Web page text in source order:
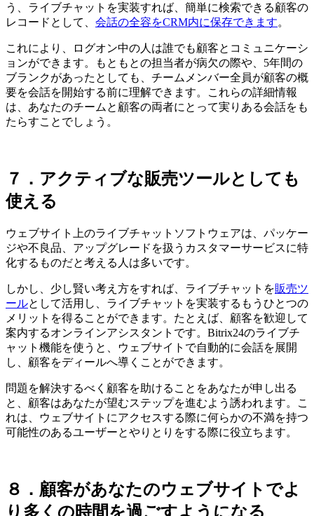
う、ライブチャットを実装すれば、簡単に検索できる顧客の
レコードとして、 会話の全容をCRM内に保存できます。
これにより、ログオン中の人は誰でも顧客とコミュニケーシ
ョンができます。もともとの担当者が病欠の際や、5年間の
ブランクがあったとしても、チームメンバー全員が顧客の概
要を会話を開始する前に理解できます。これらの詳細情報
は、あなたのチームと顧客の両者にとって実りある会話をも
たらすことでしょう。
７．アクティブな販売ツールとしても
使える
ウェブサイト上のライブチャットソフトウェアは、パッケー
ジや不良品、アップグレードを扱うカスタマーサービスに特
化するものだと考える人は多いです。
しかし、少し賢い考え方をすれば、ライブチャットを販売ツ
ールとして活用し、ライブチャットを実装するもうひとつの
メリットを得ることができます。たとえば、顧客を歓迎して
案内するオンラインアシスタントです。Bitrix24のライブチ
ャット機能を使うと、ウェブサイトで自動的に会話を展開
し、顧客をディールへ導くことができます。
問題を解決するべく顧客を助けることをあなたが申し出る
と、顧客はあなたが望むステップを進むよう誘われます。こ
れは、ウェブサイトにアクセスする際に何らかの不満を持つ
可能性のあるユーザーとやりとりをする際に役立ちます。
８．顧客があなたのウェブサイトでよ
り多くの時間を過ごすようになる